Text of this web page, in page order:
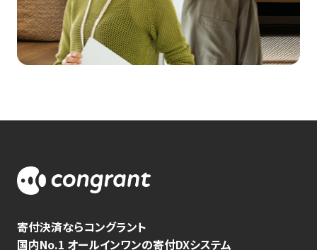
寄付決済ならコングラント
国内No.1 オールインワンの寄付DXシステム